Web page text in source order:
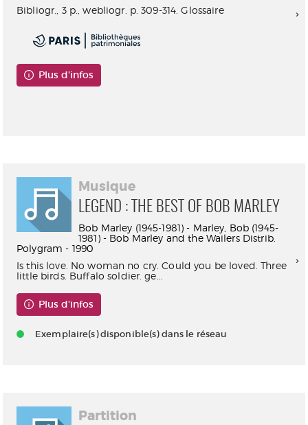
Bibliogr., 3 p., webliogr. p. 309-314. Glossaire
Plus d'infos
Musique
LEGEND : THE BEST OF BOB MARLEY
Bob Marley (1945-1981) - Marley, Bob (1945-
1981) - Bob Marley and the Wailers Distrib.
Polygram - 1990
Is this love. No woman no cry. Could you be loved. Three
little birds. Buffalo soldier. ge...
Plus d'infos
Exemplaire(s) disponible(s) dans le réseau
Partition